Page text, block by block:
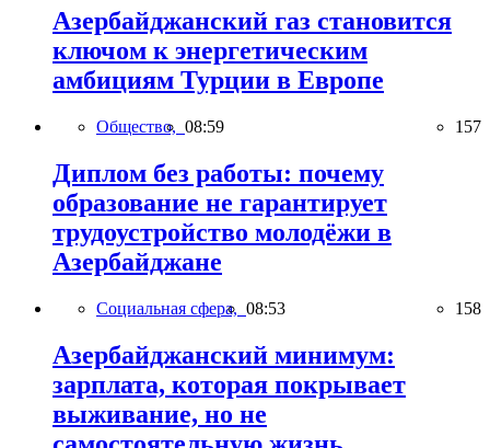
Азербайджанский газ становится
ключом к энергетическим
амбициям Турции в Европе
Общество, 08:59 157
Диплом без работы: почему
образование не гарантирует
трудоустройство молодёжи в
Азербайджане
Социальная сфера, 08:53 158
Азербайджанский минимум:
зарплата, которая покрывает
выживание, но не